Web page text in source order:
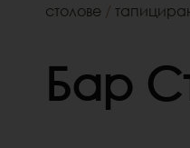
столове /
Бар